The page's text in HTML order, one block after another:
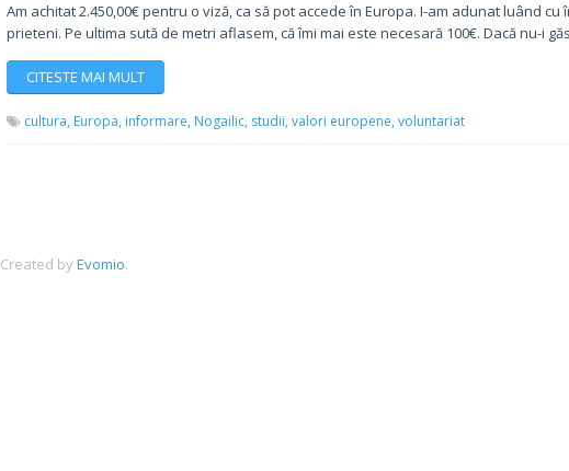
Am achitat 2.450,00€ pentru o viză, ca să pot accede în Europa. I-am adunat luând
prieteni. Pe ultima sută de metri aflasem, că îmi mai este necesară 100€. Dacă nu-i
CITESTE MAI MULT
cultura, Europa, informare, Nogailic, studii, valori europene, voluntariat
Created byEvomio.